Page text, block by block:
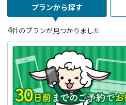
プランから探す
4件のプランが見つかりました